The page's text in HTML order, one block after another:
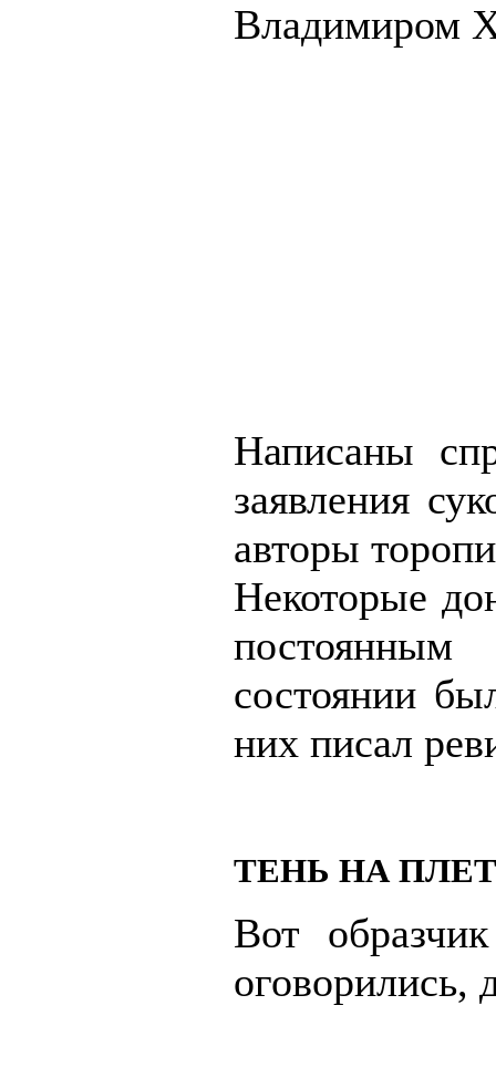
Владимиром
Написаны
заявления
авторы
Некоторые
состоянии
них писал
ТЕНЬ НА
Вот
оговорились,